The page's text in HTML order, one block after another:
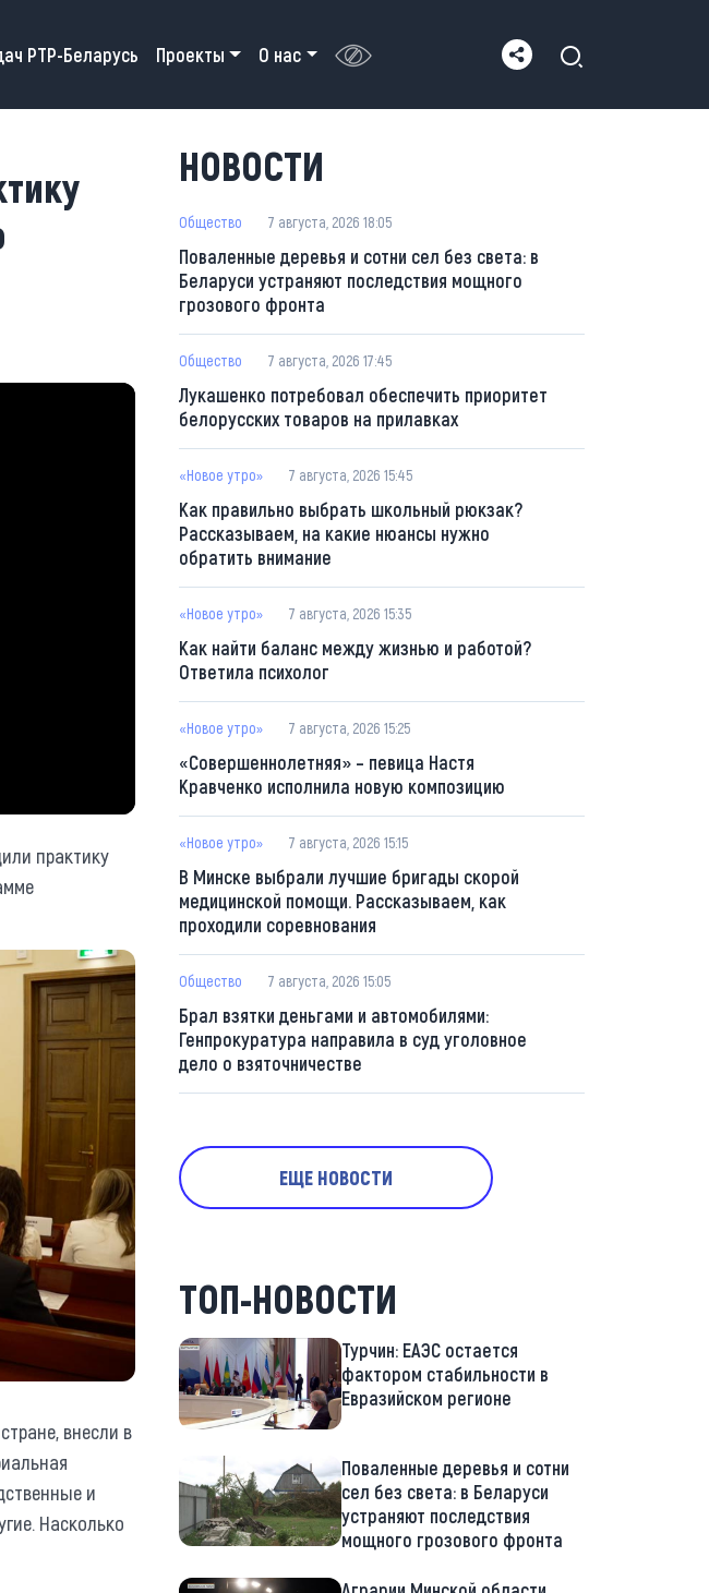
РТР-Беларусь Проекты О нас
практику
внесли в
и
Насколько
НОВОСТИ
Общество 7 августа, 2026 18:05
Поваленные деревья и сотни сел без света: в
Беларуси устраняют последствия мощного
грозового фронта
Общество 7 августа, 2026 17:45
Лукашенко потребовал обеспечить приоритет
белорусских товаров на прилавках
«Новое утро» 7 августа, 2026 15:45
Как правильно выбрать школьный рюкзак?
Рассказываем, на какие нюансы нужно
обратить внимание
«Новое утро» 7 августа, 2026 15:35
Как найти баланс между жизнью и работой?
Ответила психолог
«Новое утро» 7 августа, 2026 15:25
«Совершеннолетняя» – певица Настя
Кравченко исполнила новую композицию
«Новое утро» 7 августа, 2026 15:15
В Минске выбрали лучшие бригады скорой
медицинской помощи. Рассказываем, как
проходили соревнования
Общество 7 августа, 2026 15:05
Брал взятки деньгами и автомобилями:
Генпрокуратура направила в суд уголовное
дело о взяточничестве
ЕЩЕ НОВОСТИ
ТОП-НОВОСТИ
Турчин: ЕАЭС остается
фактором стабильности в
Евразийском регионе
Поваленные деревья и сотни
сел без света: в Беларуси
устраняют последствия
мощного грозового фронта